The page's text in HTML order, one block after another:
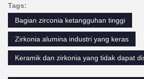
Tags:
Bagian zirconia ketangguhan tinggi
Zirkonia alumina industri yang keras
Keramik dan zirkonia yang tidak dapat